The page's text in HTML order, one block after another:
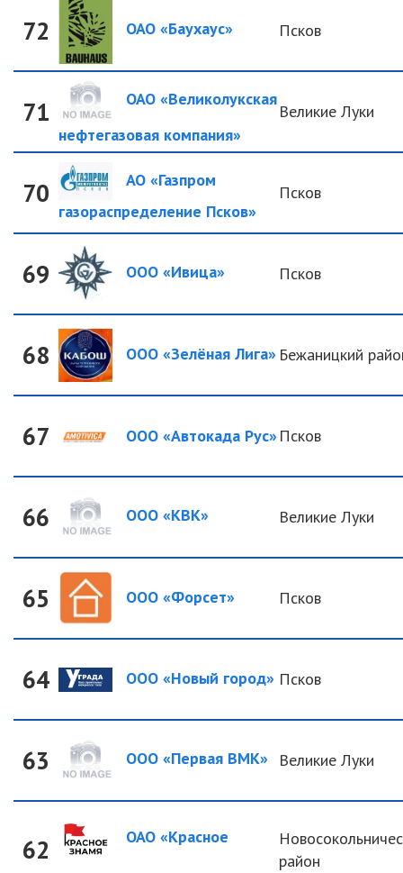
72 ОАО «Баухаус» Псков
71
ОАО «Великолукская
нефтегазовая компания»
Великие Луки
70
АО «Газпром
газораспределение Псков»
Псков
69 ООО «Ивица» Псков
68 ООО «Зелёная Лига» Бежаницкий
67 ООО «Автокада Рус» Псков
66 ООО «КВК» Великие Луки
65 ООО «Форсет» Псков
64 ООО «Новый город» Псков
63 ООО «Первая ВМК» Великие Луки
62 ОАО «Красное
район